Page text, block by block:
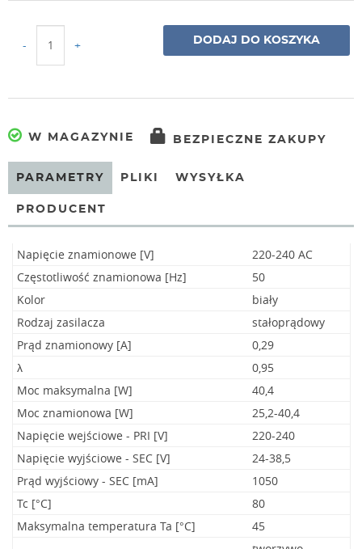
- + DODAJ DO KOSZYKA
W MAGAZYNIE BEZPIECZNE ZAKUPY
PARAMETRY PLIKI WYSYŁKA
PRODUCENT
Napięcie znamionowe [V]
220-240 AC
Częstotliwość znamionowa [Hz]
50
Kolor
biały
Rodzaj zasilacza
stałoprądowy
Prąd znamionowy [A]
0,29
λ
0,95
Moc maksymalna [W]
40,4
Moc znamionowa [W]
25,2-40,4
Napięcie wejściowe - PRI [V]
220-240
Napięcie wyjściowe - SEC [V]
24-38,5
Prąd wyjściowy - SEC [mA]
1050
Tc [°C]
80
Maksymalna temperatura Ta [°C]
45